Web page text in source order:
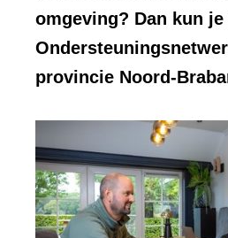
omgeving? Dan kun
provincie Noord-